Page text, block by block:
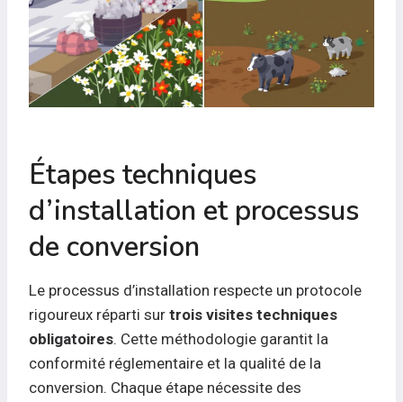
Étapes techniques
d’installation et processus
de conversion
Le processus d’installation respecte un protocole
rigoureux réparti sur trois visites techniques
obligatoires. Cette méthodologie garantit la
conformité réglementaire et la qualité de la
conversion. Chaque étape nécessite des